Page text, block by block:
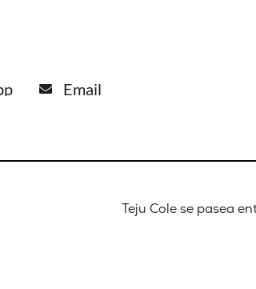
Email
Teju Cole se pasea